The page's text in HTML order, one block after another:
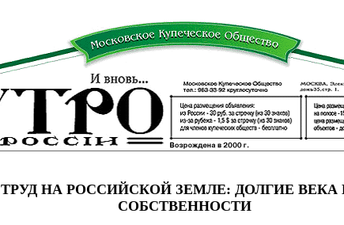
ТРУД НА РОССИЙСКОЙ ЗЕМЛЕ: ДОЛГИЕ ВЕКА
СОБСТВЕННОСТИ